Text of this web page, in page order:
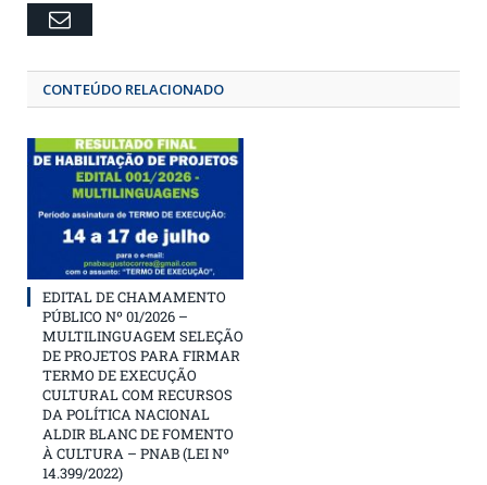
Email
CONTEÚDO RELACIONADO
EDITAL DE CHAMAMENTO
PÚBLICO Nº 01/2026 –
MULTILINGUAGEM SELEÇÃO
DE PROJETOS PARA FIRMAR
TERMO DE EXECUÇÃO
CULTURAL COM RECURSOS
DA POLÍTICA NACIONAL
ALDIR BLANC DE FOMENTO
À CULTURA – PNAB (LEI Nº
14.399/2022)